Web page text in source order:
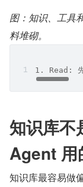
图：知识、工具
料堆砌。
1. Read: 先
知识库不
Agent 用
知识库最容易做